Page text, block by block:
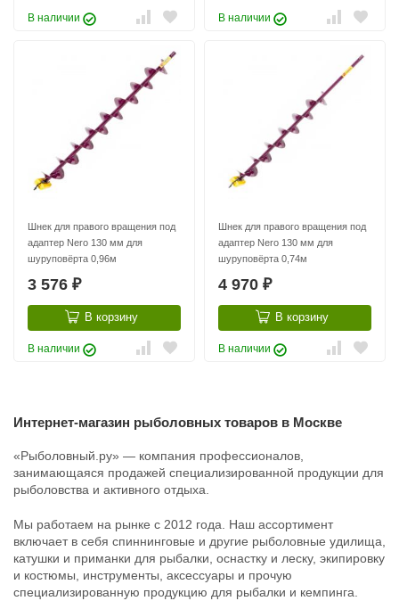
В наличии В наличии
Шнек для правого вращения под
адаптер Nero 130 мм для
шуруповёрта 0,96м
3 576 ₽
В корзину
В наличии
Шнек для правого вращения под
адаптер Nero 130 мм для
шуруповёрта 0,74м
4 970 ₽
В корзину
В наличии
Интернет-магазин рыболовных товаров в Москве
«Рыболовный.ру» — компания профессионалов,
занимающаяся продажей специализированной продукции для
рыболовства и активного отдыха.
Мы работаем на рынке с 2012 года. Наш ассортимент
включает в себя спиннинговые и другие рыболовные удилища,
катушки и приманки для рыбалки, оснастку и леску, экипировку
и костюмы, инструменты, аксессуары и прочую
специализированную продукцию для рыбалки и кемпинга.